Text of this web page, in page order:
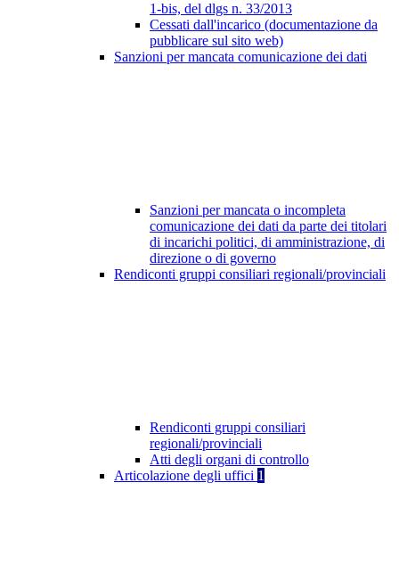
1-bis, del dlgs n. 33/2013
Cessati dall'incarico (documentazione da
pubblicare sul sito web)
Sanzioni per mancata comunicazione dei dati
Sanzioni per mancata o incompleta
comunicazione dei dati da parte dei titolari
di incarichi politici, di amministrazione, di
direzione o di governo
Rendiconti gruppi consiliari regionali/provinciali
Rendiconti gruppi consiliari
regionali/provinciali
Atti degli organi di controllo
Articolazione degli uffici 1